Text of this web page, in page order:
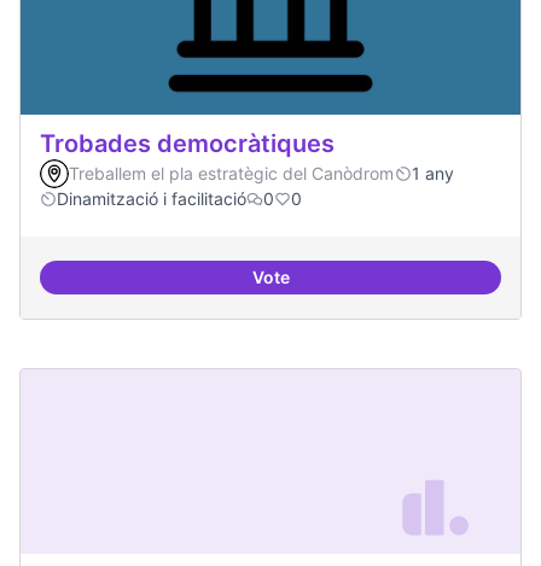
Trobades democràtiques
Treballem el pla estratègic del Canòdrom
1 any
Dinamització i facilitació
0 0
VoteTrobades democràtiques